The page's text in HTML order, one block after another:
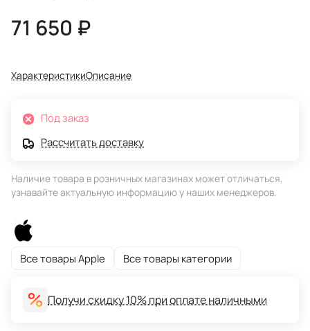
71 650 ₽
ХарактеристикиОписание
Под заказ
Рассчитать доставку
Наличие товара в розничных магазинах может отличаться,
узнавайте актуальную информацию у наших менеджеров.
Все товары Apple Все товары категории
Получи скидку 10% при оплате наличными